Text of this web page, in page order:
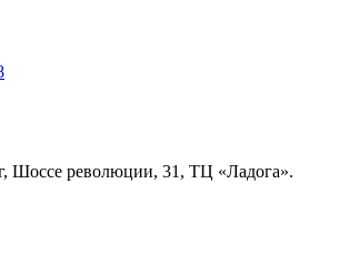
Шоссе революции, 31, ТЦ «Ладога».